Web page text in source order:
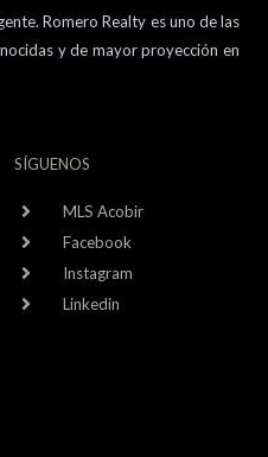
Romero Realty es uno de las
y de mayor proyección en
SÍGUENOS
MLS Acobir
Facebook
Instagram
Linkedin